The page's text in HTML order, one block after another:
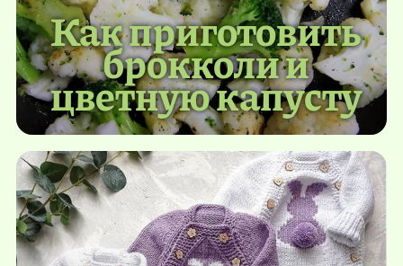
Как приготовить
брокколи и
цветную капусту